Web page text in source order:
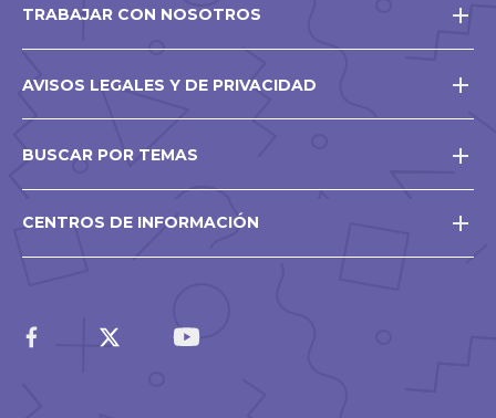
TRABAJAR CON NOSOTROS
AVISOS LEGALES Y DE PRIVACIDAD
BUSCAR POR TEMAS
CENTROS DE INFORMACIÓN